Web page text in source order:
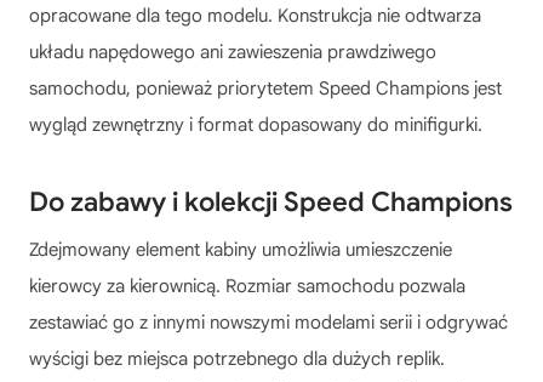
opracowane dla tego modelu. Konstrukcja nie odtwarza
układu napędowego ani zawieszenia prawdziwego
samochodu, ponieważ priorytetem Speed Champions jest
wygląd zewnętrzny i format dopasowany do minifigurki.
Do zabawy i kolekcji Speed Champions
Zdejmowany element kabiny umożliwia umieszczenie
kierowcy za kierownicą. Rozmiar samochodu pozwala
zestawiać go z innymi nowszymi modelami serii i odgrywać
wyścigi bez miejsca potrzebnego dla dużych replik.